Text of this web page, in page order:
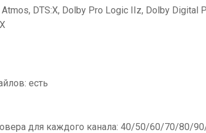
DTS:X, Dolby Pro Logic IIz, Dolby Digital
есть
для каждого канала: 40/50/60/70/80/